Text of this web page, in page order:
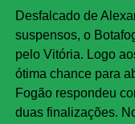
Desfalcado de
suspensos, o
pelo Vitória. Logo
ótima chance para
Fogão respondeu
duas finalizações.